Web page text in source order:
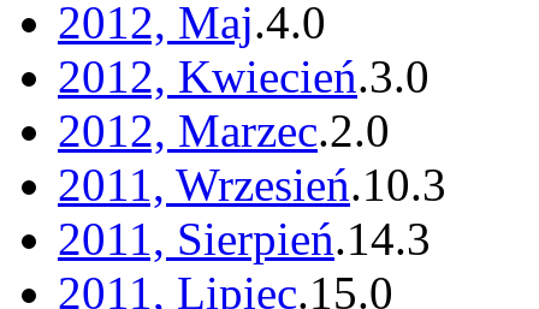
2012, Maj.4.0
2012, Kwiecień.3.0
2012, Marzec.2.0
2011, Wrzesień.10.3
2011, Sierpień.14.3
2011, Lipiec.15.0